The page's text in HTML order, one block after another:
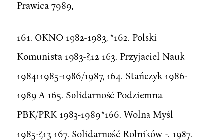
Prawica 7989,
161. OKNO 1982-1983, *162. Polski
Komunista 1983-?,12 163. Przyjaciel Nauk
198411985-1986/1987, 164. Stańczyk 1986-
1989 A 165. Solidarność Podziemna
PBK/PRK 1983-1989*166. Wolna Myśl
1985-?,13 167. Solidarność Rolników -. 1987.